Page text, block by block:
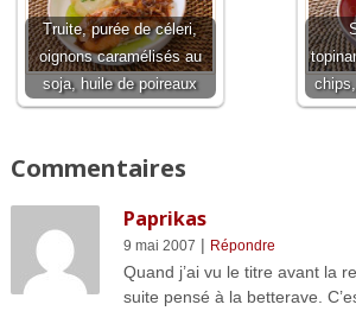
Truite, purée de céleri,
oignons caramélisés au
soja, huile de poireaux
Commentaires
Paprikas
9 mai 2007 | Répondre
Quand j’ai vu le titre avant la
suite pensé à la betterave.